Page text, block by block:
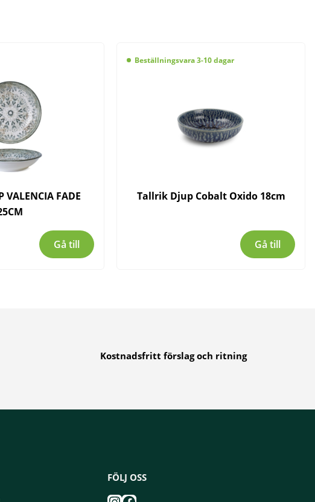
VALENCIA FADE
Gå till
Beställningsvara 3-10 dagar
Tallrik Djup Cobalt Oxido 18cm
Gå till
Kostnadsfritt förslag och ritning
FÖLJ OSS